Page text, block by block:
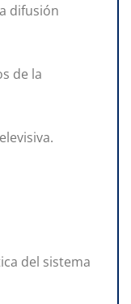
difusión
de la
del sistema